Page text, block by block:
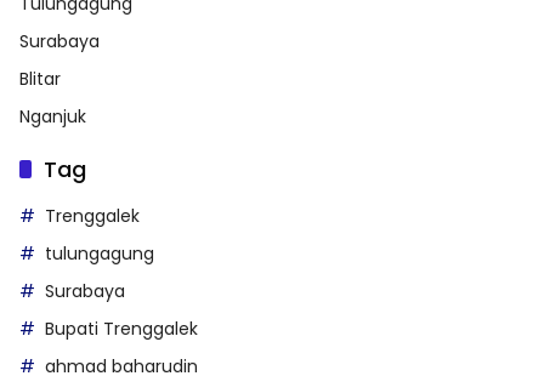
Surabaya
Blitar
Nganjuk
Tag
Trenggalek
tulungagung
Surabaya
Bupati Trenggalek
ahmad baharudin